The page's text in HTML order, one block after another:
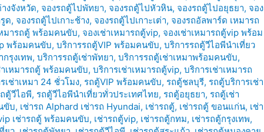
งจังหวัด, จองรถตู้ไปพัทยา, จองรถตู้ไปหัวหิน, จองรถตู้ไปอยุธยา, จอง
ด, จองรถตู้ไปเกาะช้าง, จองรถตู้ไปเกาะเต่า, จองรถอัลพาร์ด เหมารถ
หมารถตู้ พร้อมคนขับ, จองเช่าเหมารถตู้vip, จองเช่าเหมารถตู้vip พร้อม
พร้อมคนขับ,บริการรถตู้VIP พร้อมคนขับ,บริการรถตู้วีไอพีนำเที่ยว
กรุงเทพ,บริการรถตู้เช่าพัทยา,บริการรถตู้เช่าเหมาพร้อมคนขับ,
าเหมารถตู้ พร้อมคนขับ,บริการเช่าเหมารถตู้vip,บริการเช่าเหมารถ
เช่าเหมา 24 ชั่วโมง, รถตู้VIP พร้อมคนขับ, รถตู้ชลบุรี, รถตู้บริการเช่า
ตู้วีไอพี, รถตู้วีไอพีนำเที่ยวทั่วประเทศไทย, รถตู้อยุธยา, รถตู้เช่า
ขับ, เช่ารถ Alphard เช่ารถ Hyundai, เช่ารถตู้, เช่ารถตู้ ขอนแก่น, เช่า
เช่ารถตู้ พร้อมคนขับ, เช่ารถตู้vip, เช่ารถตู้กทม, เช่ารถตู้กรุงเทพ,